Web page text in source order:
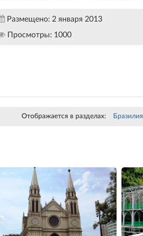
Размещено: 2 января 2013
Просмотры: 1000
Отображается в разделах: Бразилия